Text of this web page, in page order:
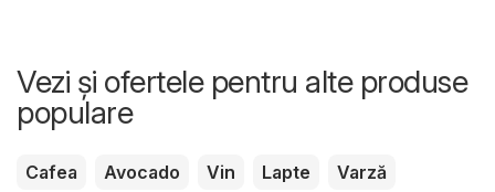
Vezi și ofertele pentru alte produse
populare
Cafea Avocado Vin Lapte
Varză